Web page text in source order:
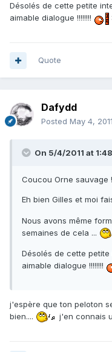
Désolés de cette petite
aimable dialogue !!!!!!!!
Quote
Dafydd
Posted May 4, 2011
On 5/4/2011 at
Coucou Orne sauvage
Eh bien Gilles et moi
Nous avons même
semaines de cela ...
Désolés de cette
aimable dialogue !!!!!!!!
j'espère que ton peloton
bien....
j'en connais